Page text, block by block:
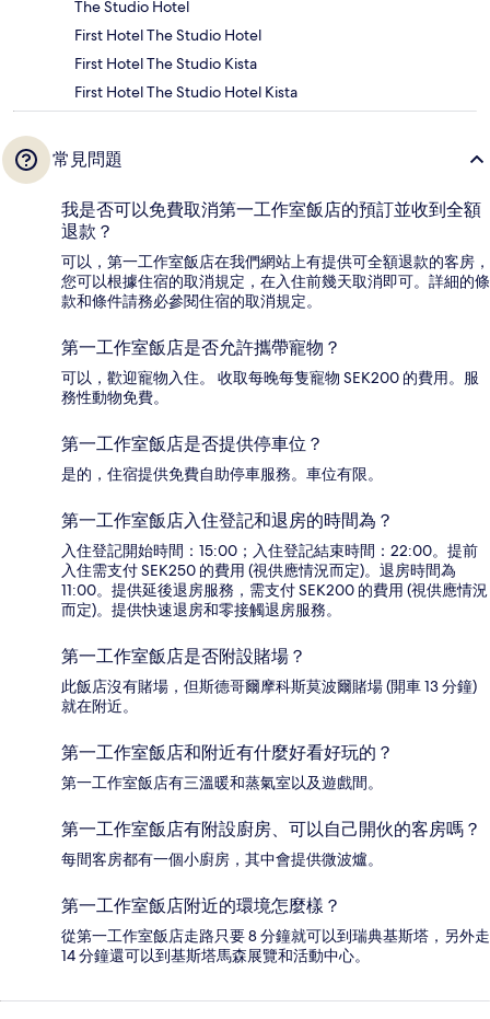
The Studio Hotel
First Hotel The Studio Hotel
First Hotel The Studio Kista
First Hotel The Studio Hotel Kista
常見問題
我是否可以免費取消第一工作室飯店的預訂並收到全額
退款？
可以，第一工作室飯店在我們網站上有提供可全額退款的客房，
您可以根據住宿的取消規定，在入住前幾天取消即可。詳細的條
款和條件請務必參閱住宿的取消規定。
第一工作室飯店是否允許攜帶寵物？
可以，歡迎寵物入住。 收取每晚每隻寵物 SEK200 的費用。服
務性動物免費。
第一工作室飯店是否提供停車位？
是的，住宿提供免費自助停車服務。車位有限。
第一工作室飯店入住登記和退房的時間為？
入住登記開始時間：15:00；入住登記結束時間：22:00。提前
入住需支付 SEK250 的費用 (視供應情況而定)。退房時間為
11:00。提供延後退房服務，需支付 SEK200 的費用 (視供應情況
而定)。提供快速退房和零接觸退房服務。
第一工作室飯店是否附設賭場？
此飯店沒有賭場，但斯德哥爾摩科斯莫波爾賭場 (開車 13 分鐘)
就在附近。
第一工作室飯店和附近有什麼好看好玩的？
第一工作室飯店有三溫暖和蒸氣室以及遊戲間。
第一工作室飯店有附設廚房、可以自己開伙的客房嗎？
每間客房都有一個小廚房，其中會提供微波爐。
第一工作室飯店附近的環境怎麼樣？
從第一工作室飯店走路只要 8 分鐘就可以到瑞典基斯塔，另外走
14 分鐘還可以到基斯塔馬森展覽和活動中心。